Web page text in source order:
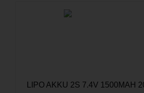
LIPO AKKU 2S 7.4V 1500MAH